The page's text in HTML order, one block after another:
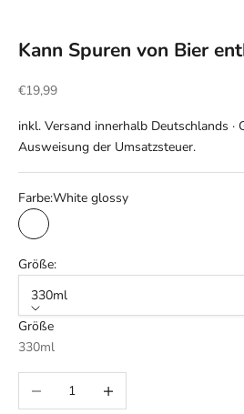
Kann Spuren von Bier
Angebot
€19,99
inkl. Versand innerhalb Deutschlands ·
Ausweisung der Umsatzsteuer.
Farbe:White glossy
White glossy
Größe:
330ml
Größe
330ml
Anzahl verringernAnzahl erhöhen